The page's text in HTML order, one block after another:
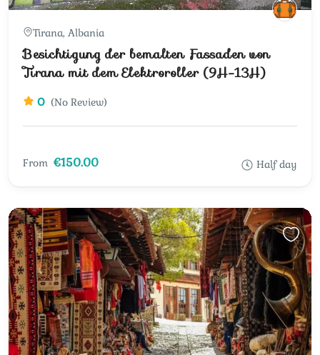
Tirana, Albania
Besichtigung der bemalten Fassaden von
Tirana mit dem Elektroroller (9H-13H)
0 (No Review)
From €150.00 Half day